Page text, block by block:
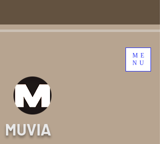
ME
NU
MUVIA